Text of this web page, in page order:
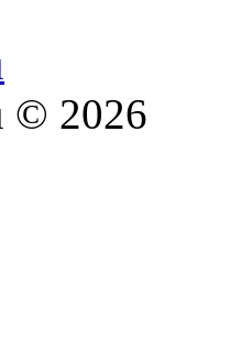
© 2026